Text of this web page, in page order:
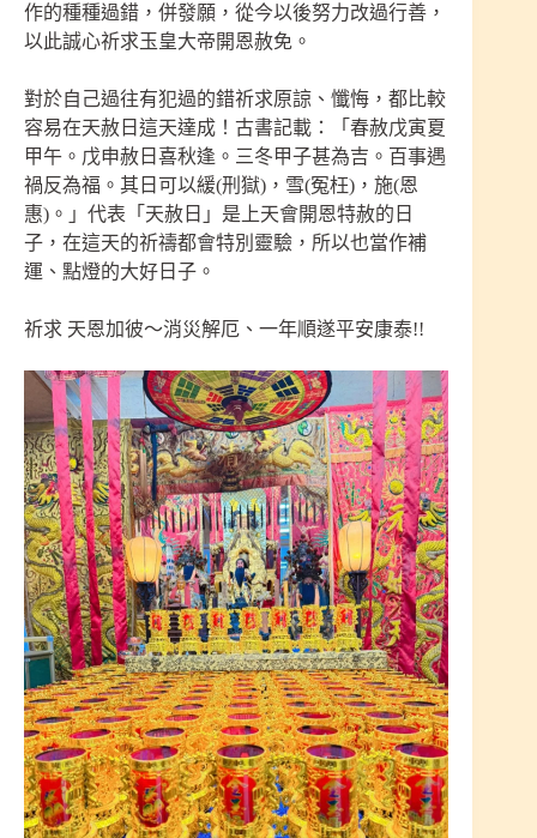
作的種種過錯，併發願，從今以後努力改過行善，
以此誠心祈求玉皇大帝開恩赦免。
對於自己過往有犯過的錯祈求原諒、懺悔，都比較
容易在天赦日這天達成！古書記載：「春赦戊寅夏
甲午。戊申赦日喜秋逢。三冬甲子甚為吉。百事遇
禍反為福。其日可以緩(刑獄)，雪(冤枉)，施(恩
惠)。」代表「天赦日」是上天會開恩特赦的日
子，在這天的祈禱都會特別靈驗，所以也當作補
運、點燈的大好日子。
祈求 天恩加彼～消災解厄、一年順遂平安康泰!!